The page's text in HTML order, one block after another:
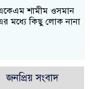
শামীম ওসমান
মধ্যে কিছু লোক নানা
জনপ্রিয় সংবাদ